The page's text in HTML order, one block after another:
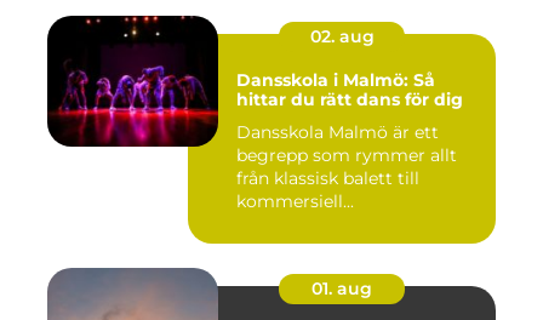
02. aug
Dansskola i Malmö: Så
hittar du rätt dans för dig
Dansskola Malmö är ett
begrepp som rymmer allt
från klassisk balett till
kommersiell...
01. aug